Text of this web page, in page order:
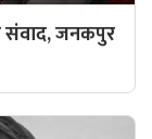
संवाद, जनकपुर